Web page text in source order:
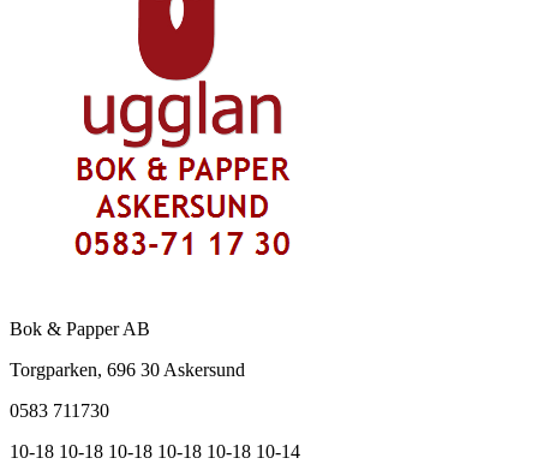
Bok & Papper AB
Torgparken, 696 30 Askersund
0583 711730
10-18 10-18 10-18 10-18 10-18 10-14